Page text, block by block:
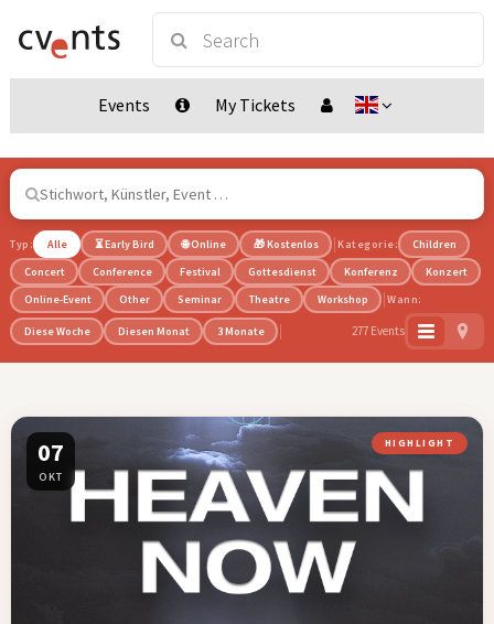
Events My Tickets
Typ: Alle ⏳ Early Bird 🌐 Online 🎁 Kostenlos Kategorie:
Children
Concert
Conference Festival Gottesdienst Konferenz
Konzert
Online-Event
Other Seminar Theatre Workshop Wann:
Diese Woche Diesen Monat 3 Monate 277 Events
07
OKT
HIGHLIGHT